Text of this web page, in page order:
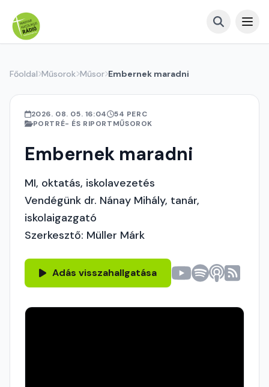
Főoldal Műsorok Műsor Embernek maradni
2026. 08. 05. 16:04
54 PERC
PORTRÉ- ÉS RIPORTMŰSOROK
Embernek maradni
MI, oktatás, iskolavezetés
Vendégünk dr. Nánay Mihály, tanár,
iskolaigazgató
Szerkesztő: Müller Márk
Adás visszahallgatása